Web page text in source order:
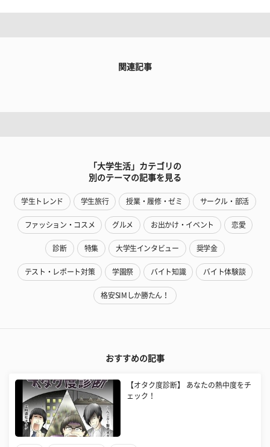
関連記事
「大学生活」カテゴリの
別のテーマの記事を見る
学生トレンド 学生旅行 授業・履修・ゼミ サークル・部活
ファッション・コスメ グルメ お出かけ・イベント 恋愛
診断 特集 大学生インタビュー 奨学金
テスト・レポート対策 学園祭 バイト知識 バイト体験談
格安SIMしか勝たん！
おすすめの記事
【オタク度診断】 あなたの熱中度をチ
ェック！